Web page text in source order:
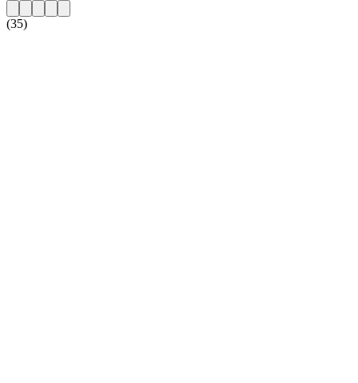
(35)